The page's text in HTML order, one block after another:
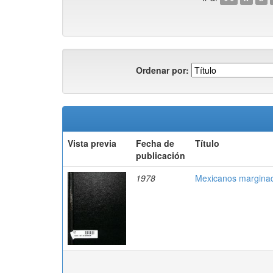
Ordenar por:
Vista previa
Fecha de
publicación
Título
1978 Mexicanos